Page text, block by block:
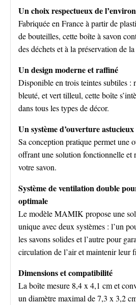
Un choix respectueux de
Fabriquée en France à partir de
de bouteilles, cette boîte à savon
des déchets et à la préservation de
Un design moderne et raffiné
Disponible en trois teintes subtiles :
bleuté, et vert tilleul, cette boîte
dans tous les types de décor.
Un système d’ouverture astucieux
Sa conception pratique permet une
offrant une solution fonctionnelle et
votre savon.
Système de ventilation double
optimale
Le modèle MAMIK propose une
unique avec deux systèmes : l’un
les savons solides et l’autre pour
circulation de l’air et maintenir leur
Dimensions et compatibilité
La boîte mesure 8,4 x 4,1 cm et
un diamètre maximal de 7,3 x 3,2